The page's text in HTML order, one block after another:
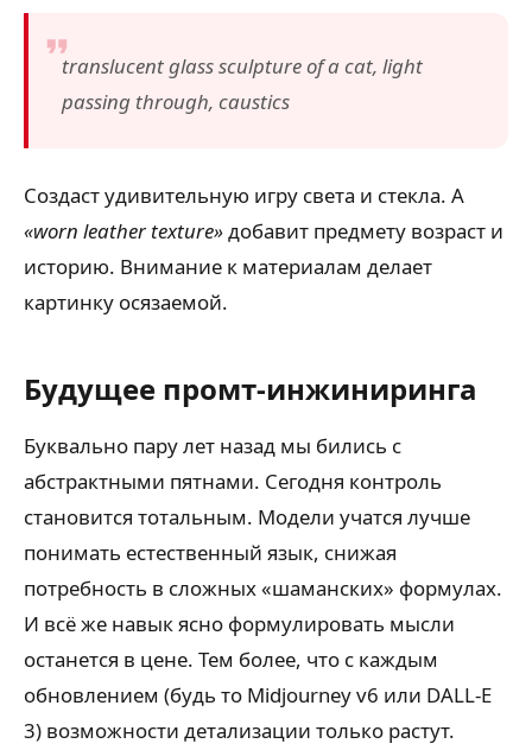
translucent glass sculpture of a cat, light
passing through, caustics
Создаст удивительную игру света и стекла. А
«worn leather texture»добавит предмету возраст и
историю. Внимание к материалам делает
картинку осязаемой.
Будущее промт-инжиниринга
Буквально пару лет назад мы бились с
абстрактными пятнами. Сегодня контроль
становится тотальным. Модели учатся лучше
понимать естественный язык, снижая
потребность в сложных «шаманских» формулах.
И всё же навык ясно формулировать мысли
останется в цене. Тем более, что с каждым
обновлением (будь то Midjourney v6 или DALL-E
3) возможности детализации только растут.